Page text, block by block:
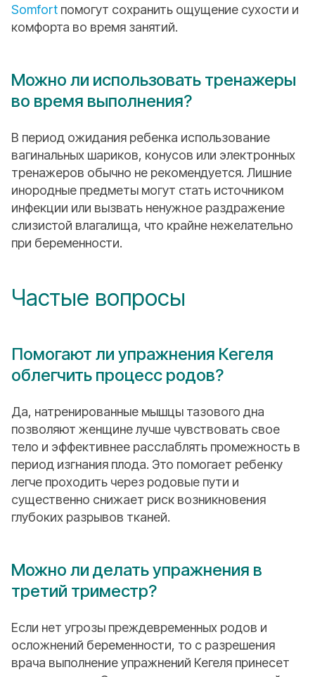
Somfort помогут сохранить ощущение сухости и
комфорта во время занятий.
Можно ли использовать тренажеры
во время выполнения?
В период ожидания ребенка использование
вагинальных шариков, конусов или электронных
тренажеров обычно не рекомендуется. Лишние
инородные предметы могут стать источником
инфекции или вызвать ненужное раздражение
слизистой влагалища, что крайне нежелательно
при беременности.
Частые вопросы
Помогают ли упражнения Кегеля
облегчить процесс родов?
Да, натренированные мышцы тазового дна
позволяют женщине лучше чувствовать свое
тело и эффективнее расслаблять промежность в
период изгнания плода. Это помогает ребенку
легче проходить через родовые пути и
существенно снижает риск возникновения
глубоких разрывов тканей.
Можно ли делать упражнения в
третий триместр?
Если нет угрозы преждевременных родов и
осложнений беременности, то с разрешения
врача выполнение упражнений Кегеля принесет